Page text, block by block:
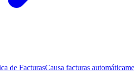
de FacturasCausa facturas